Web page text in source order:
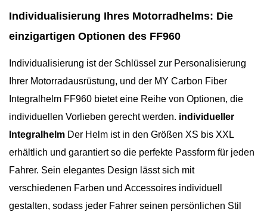
Individualisierung Ihres Motorradhelms: Die
einzigartigen Optionen des FF960
Individualisierung ist der Schlüssel zur Personalisierung
Ihrer Motorradausrüstung, und der MY Carbon Fiber
Integralhelm FF960 bietet eine Reihe von Optionen, die
individuellen Vorlieben gerecht werden. individueller
Integralhelm Der Helm ist in den Größen XS bis XXL
erhältlich und garantiert so die perfekte Passform für jeden
Fahrer. Sein elegantes Design lässt sich mit
verschiedenen Farben und Accessoires individuell
gestalten, sodass jeder Fahrer seinen persönlichen Stil